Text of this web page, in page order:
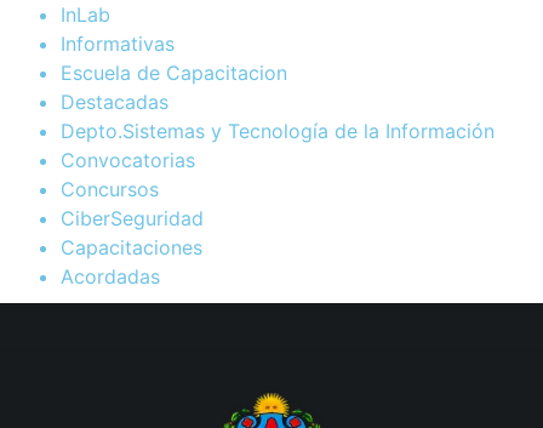
InLab
Informativas
Escuela de Capacitacion
Destacadas
Depto.Sistemas y Tecnología de la Información
Convocatorias
Concursos
CiberSeguridad
Capacitaciones
Acordadas